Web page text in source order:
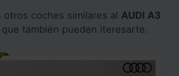
otros coches similares al AUDI A3
también pueden iteresarte.